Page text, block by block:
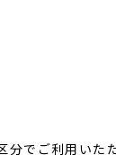
でご利用いた